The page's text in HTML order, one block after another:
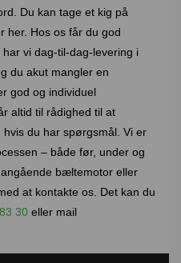
Du kan tage et kig på
her. Hos os får du god
vi dag-til-dag-levering i
du akut mangler en
god og individuel
altid til rådighed til at
du har spørgsmål. Vi er
– både før, under og
bæltemotor eller
at kontakte os. Det kan du
30 eller mail